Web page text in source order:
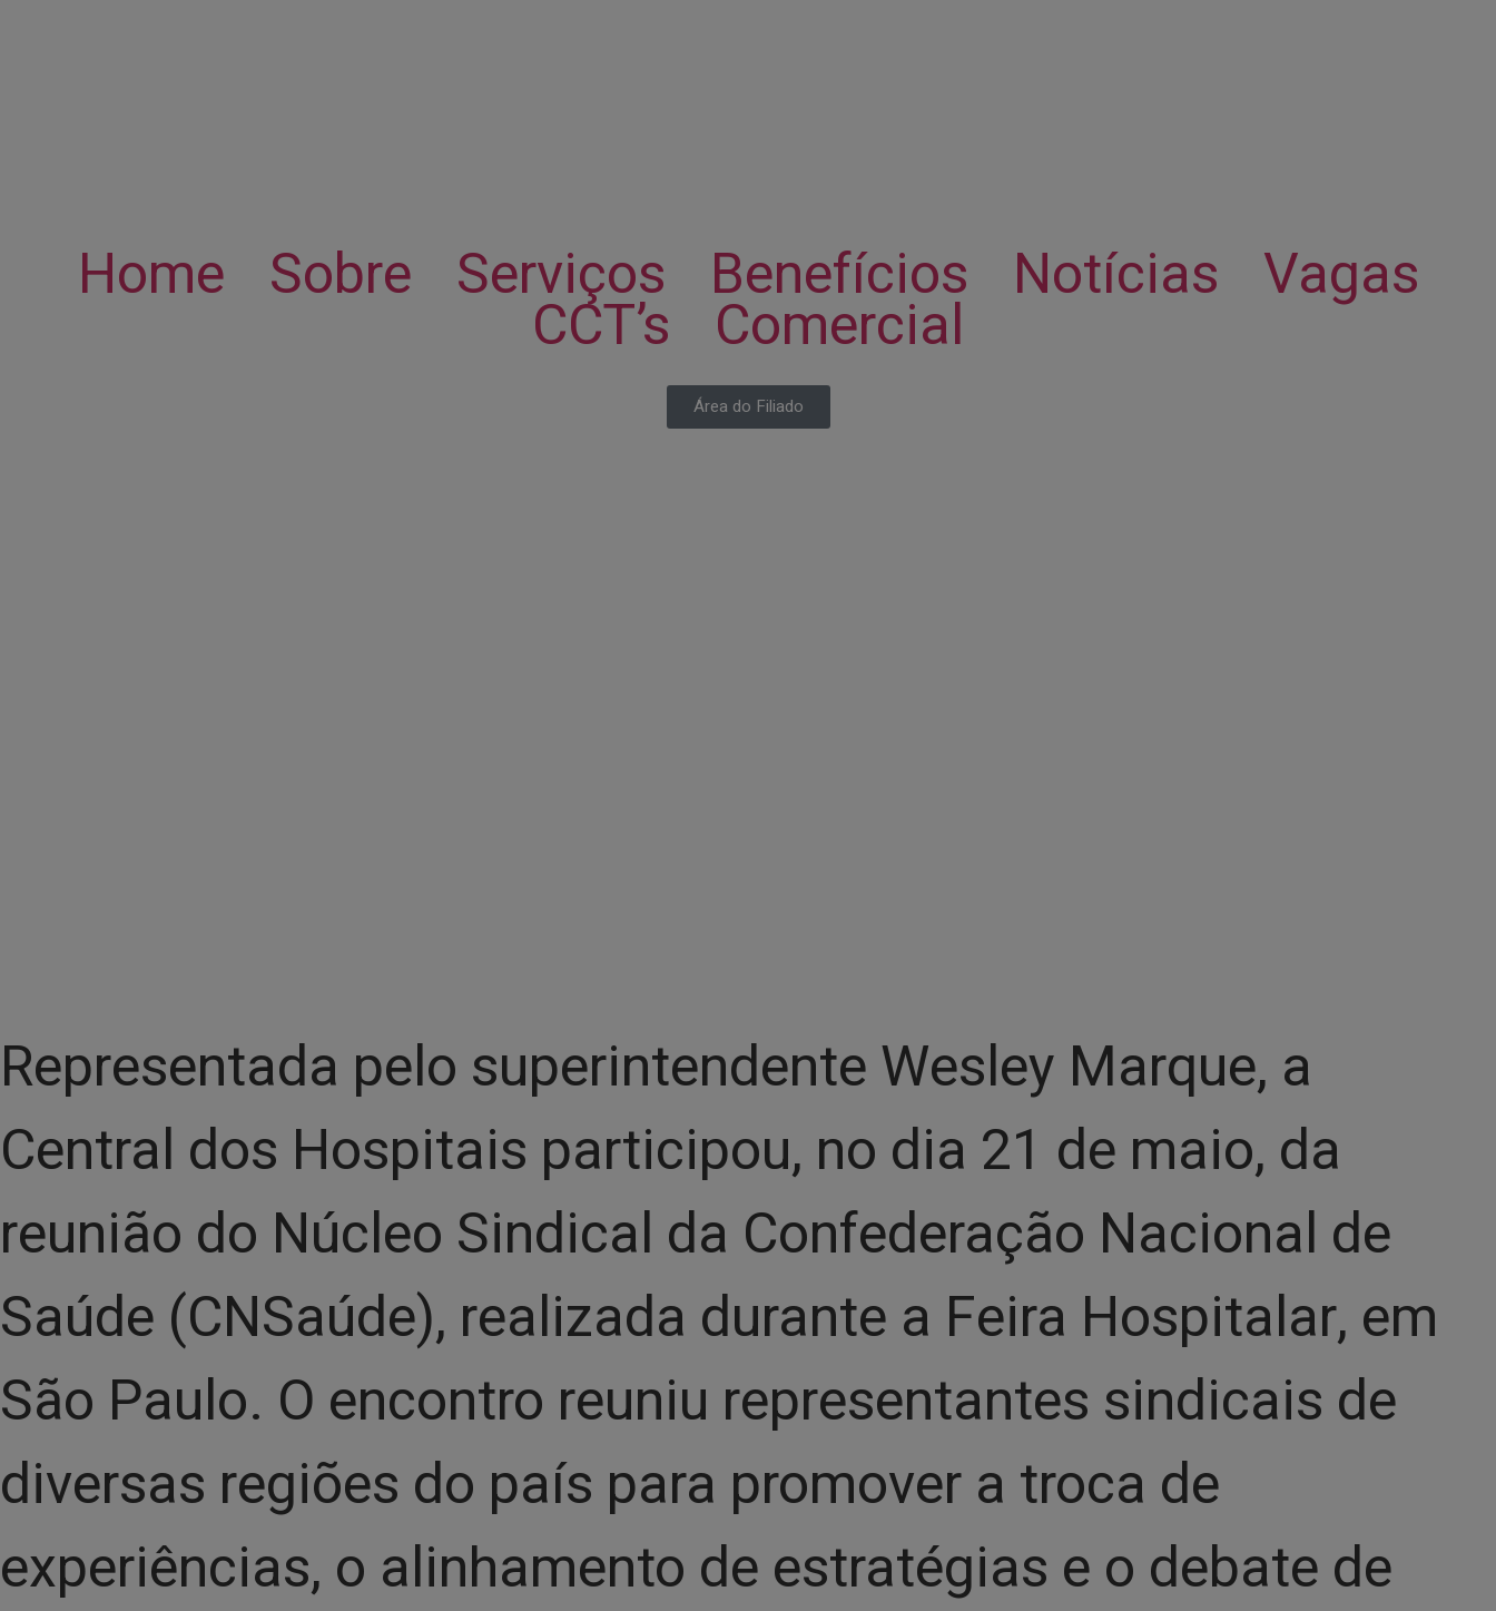
Home Sobre Serviços Benefícios Notícias Vagas
CCT’s Comercial
Área do Filiado
Representada pelo superintendente Wesley Marque, a
Central dos Hospitais participou, no dia 21 de maio, da
reunião do Núcleo Sindical da Confederação Nacional de
Saúde (CNSaúde), realizada durante a Feira Hospitalar, em
São Paulo. O encontro reuniu representantes sindicais de
diversas regiões do país para promover a troca de
experiências, o alinhamento de estratégias e o debate de